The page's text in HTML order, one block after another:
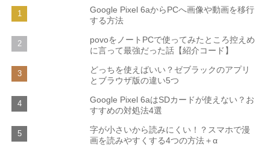
Google Pixel 6aからPCへ画像や動画を移行
する方法
povoをノートPCで使ってみたところ控えめ
に言って最強だった話【紹介コード】
どっちを使えばいい？ゼブラックのアプリ
とブラウザ版の違い5つ
Google Pixel 6aはSDカードが使えない？お
すすめの対処法4選
字が小さいから読みにくい！？スマホで漫
画を読みやすくする4つの方法＋α